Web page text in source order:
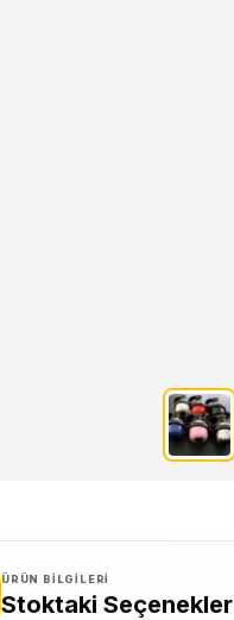
ÜRÜN BILGILERI
Stoktaki Seçenekler